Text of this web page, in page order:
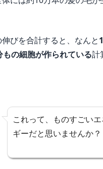
びを合計すると、なんと
の細胞が作られている計
これって、ものすごい
ギーだと思いませんか？